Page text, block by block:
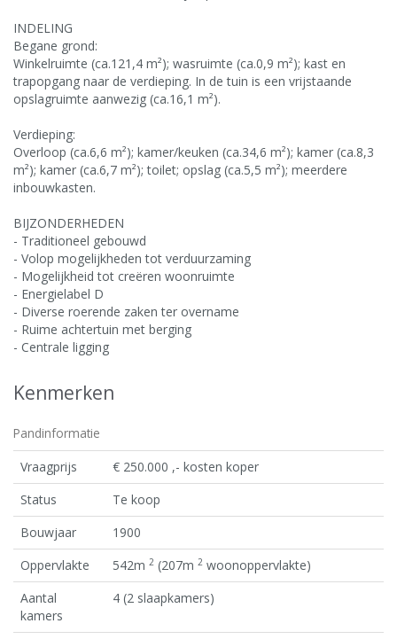
INDELING
Begane grond:
Winkelruimte (ca.121,4 m²); wasruimte (ca.0,9 m²); kast en
trapopgang naar de verdieping. In de tuin is een vrijstaande
opslagruimte aanwezig (ca.16,1 m²).
Verdieping:
Overloop (ca.6,6 m²); kamer/keuken (ca.34,6 m²); kamer (ca.8,3
m²); kamer (ca.6,7 m²); toilet; opslag (ca.5,5 m²); meerdere
inbouwkasten.
BIJZONDERHEDEN
- Traditioneel gebouwd
- Volop mogelijkheden tot verduurzaming
- Mogelijkheid tot creëren woonruimte
- Energielabel D
- Diverse roerende zaken ter overname
- Ruime achtertuin met berging
- Centrale ligging
Kenmerken
Pandinformatie
Vraagprijs
€ 250.000 ,- kosten koper
Status
Te koop
Bouwjaar
1900
Oppervlakte
542m 2 (207m 2 woonoppervlakte)
Aantal
kamers
4 (2 slaapkamers)